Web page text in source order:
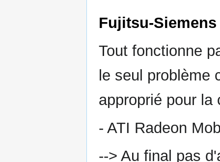
Fujitsu-
Tout fonctionne
le seul problème
approprié pour la
- ATI Radeon
--> Au final pas